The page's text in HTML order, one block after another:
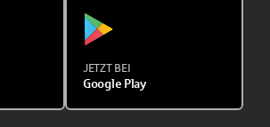
JETZT BEI
Google Play